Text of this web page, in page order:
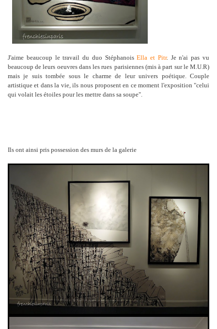
J'aime beaucoup le travail du duo StéphanoisElla et Pitr. Je n'ai pas vu
beaucoup de leurs oeuvres dans les rues parisiennes (mis à part sur le M.U.R)
mais je suis tombée sous le charme de leur univers poétique. Couple
artistique et dans la vie, ils nous proposent en ce moment l'exposition "celui
qui volait les étoiles pour les mettre dans sa soupe".
Ils ont ainsi pris possession des murs de la galerie